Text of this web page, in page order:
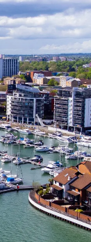
zu
persönlichen